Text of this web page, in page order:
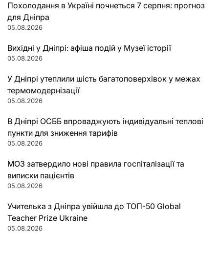
Похолодання в Україні почнеться 7 серпня: прогноз
для Дніпра
05.08.2026
Вихідні у Дніпрі: афіша подій у Музеї історії
05.08.2026
У Дніпрі утеплили шість багатоповерхівок у межах
термомодернізації
05.08.2026
В Дніпрі ОСББ впроваджують індивідуальні теплові
пункти для зниження тарифів
05.08.2026
МОЗ затвердило нові правила госпіталізації та
виписки пацієнтів
05.08.2026
Учителька з Дніпра увійшла до ТОП-50 Global
Teacher Prize Ukraine
05.08.2026